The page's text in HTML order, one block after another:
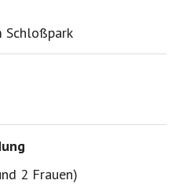
Schloßpark
2 Frauen)